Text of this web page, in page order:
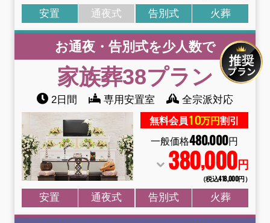
安置 通夜式 告別式 火葬
お通夜・告別式を少人数で
家族葬38プラン
2日間 専用安置室 全宗派対応
無料会員10万円割引
一般価格480,000円
380,000円
（税込418,000円）
安置 通夜式 告別式 火葬